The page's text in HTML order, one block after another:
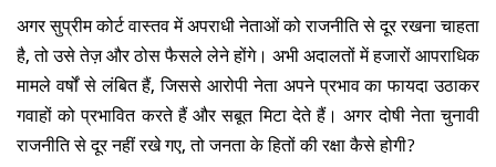
अगर सुप्रीम कोर्ट वास्तव में अपराधी नेताओं को राजनीति से दूर रखना चाहता
है, तो उसे तेज़ और ठोस फैसले लेने होंगे। अभी अदालतों में हजारों आपराधिक
मामले वर्षों से लंबित हैं, जिससे आरोपी नेता अपने प्रभाव का फायदा उठाकर
गवाहों को प्रभावित करते हैं और सबूत मिटा देते हैं। अगर दोषी नेता चुनावी
राजनीति से दूर नहीं रखे गए, तो जनता के हितों की रक्षा कैसे होगी?